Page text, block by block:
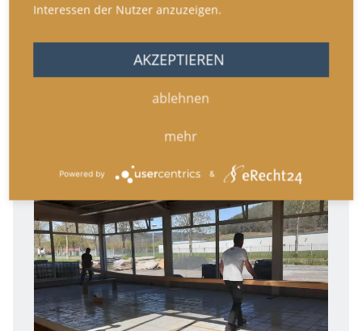
Eröffnung unserer
Gemeinschaftsräume
Interessen der Nutzer anzuzeigen.
AKZEPTIEREN
ablehnen
mehr
Powered by &